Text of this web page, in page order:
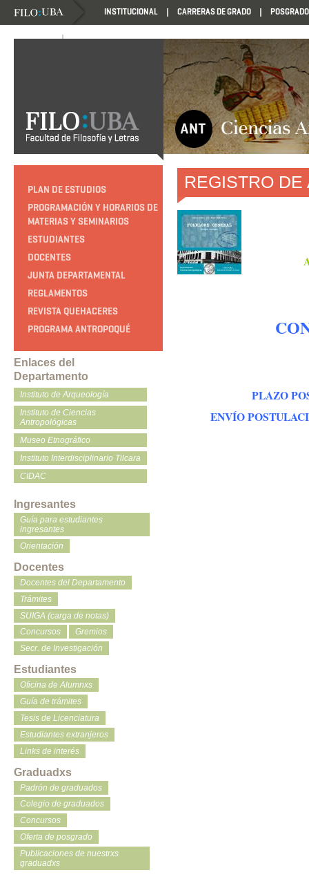
INSTITUCIONAL CARRERAS DE GRADO POSGRADO
NOVEDADES NOVEDADES
PLAN DE ESTUDIOS
PROGRAMACIÓN Y HORARIOS DE
MATERIAS Y SEMINARIOS
ESTUDIANTES
DOCENTES
JUNTA DEPARTAMENTAL
REGLAMENTOS
REVISTA QUEHACERES
PROGRAMA ANTROPOQUÉ
Enlaces del
Departamento
Instituto de Arqueología
Instituto de Ciencias
Antropológicas
Museo Etnográfico
Instituto Interdisciplinario Tilcara
CIDAC
Ingresantes
Guía para estudiantes
ingresantes
Orientación
Docentes
Docentes del Departamento
Trámites
SUIGA (carga de notas)
Concursos
Gremios
Secr. de Investigación
Estudiantes
Oficina de Alumnxs
Guía de trámites
Tesis de Licenciatura
Estudiantes extranjeros
Links de interés
Graduadxs
Padrón de graduados
Colegio de graduados
Concursos
Oferta de posgrado
Publicaciones de nuestrxs
graduadxs
REGISTRO
PLAZO
ENVÍO